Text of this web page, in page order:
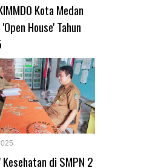
Kota Medan
House' Tahun
di SMPN 2